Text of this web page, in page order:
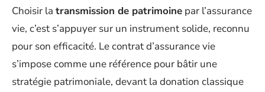
Choisir la transmission de patrimoine par l’assurance
vie, c’est s’appuyer sur un instrument solide, reconnu
pour son efficacité. Le contrat d’assurance vie
s’impose comme une référence pour bâtir une
stratégie patrimoniale, devant la donation classique